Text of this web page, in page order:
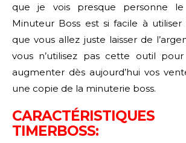
que je vois presque personne
Minuteur Boss est si facile à
que vous allez juste laisser de
vous n’utilisez pas cette outil
augmenter dès aujourd’hui vos
une copie de la minuterie boss.
TIMERBOSS: